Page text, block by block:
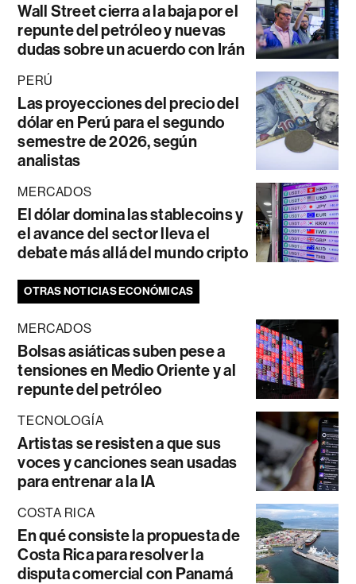
Wall Street cierra a la baja por el
repunte del petróleo y nuevas
dudas sobre un acuerdo con Irán
PERÚ
Las proyecciones del precio del
dólar en Perú para el segundo
semestre de 2026, según
analistas
MERCADOS
El dólar domina las stablecoins y
el avance del sector lleva el
debate más allá del mundo cripto
OTRAS NOTICIAS ECONÓMICAS
MERCADOS
Bolsas asiáticas suben pese a
tensiones en Medio Oriente y al
repunte del petróleo
TECNOLOGÍA
Artistas se resisten a que sus
voces y canciones sean usadas
para entrenar a la IA
COSTA RICA
En qué consiste la propuesta de
Costa Rica para resolver la
disputa comercial con Panamá